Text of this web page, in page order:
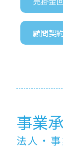
顧問契
事業
法人・